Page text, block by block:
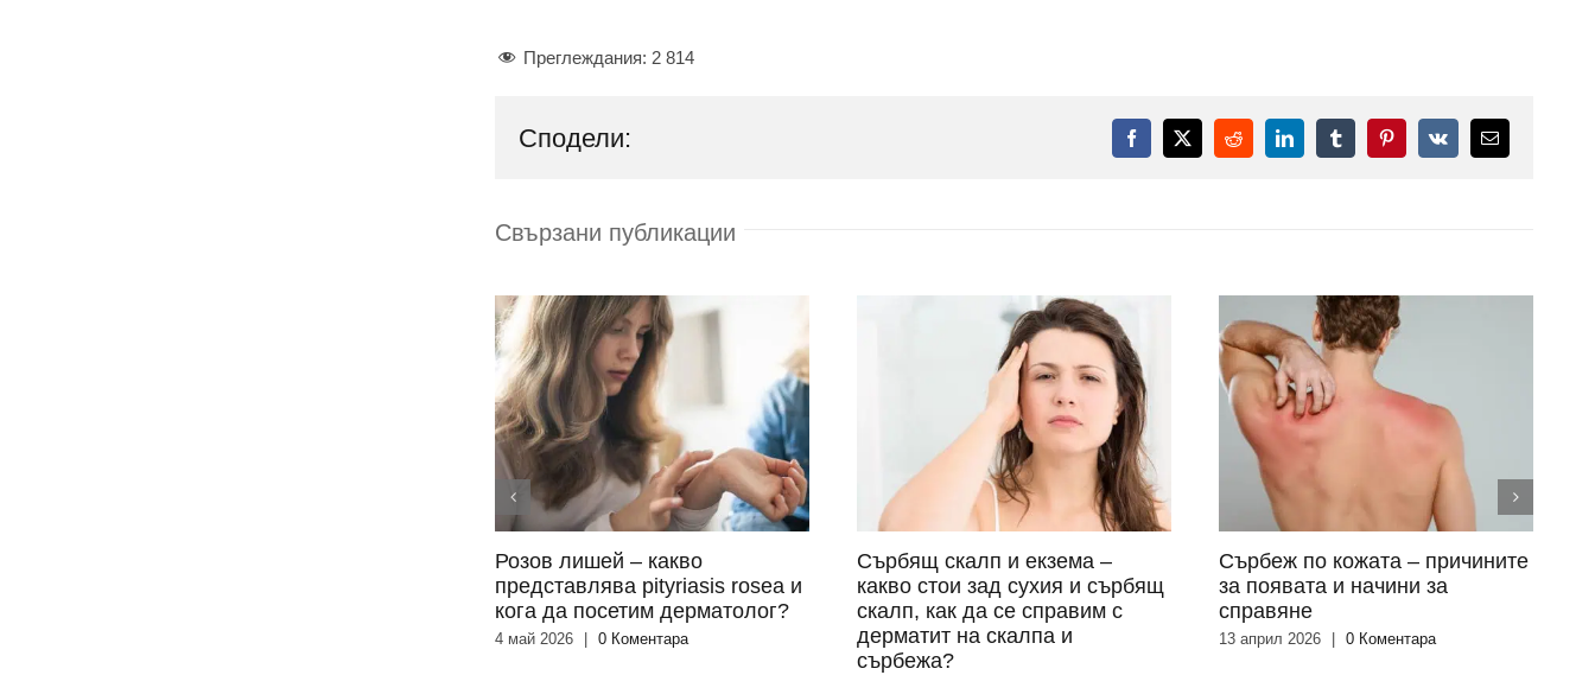
Преглеждания: 2 814
Сподели: Facebook
X RedditLinkedInTumblrPinterest
Vk
Електронна
поща:
Свързани публикации
Розов лишей – какво
представлява pityriasis rosea и
кога да посетим дерматолог?
4 май 2026 | 0 Коментара
Сърбящ скалп и екзема –
какво стои зад сухия и сърбящ
скалп, как да се справим с
дерматит на скалпа и
сърбежа?
Сърбеж по кожата – причините
за появата и начини за
справяне
13 април 2026 | 0 Коментара